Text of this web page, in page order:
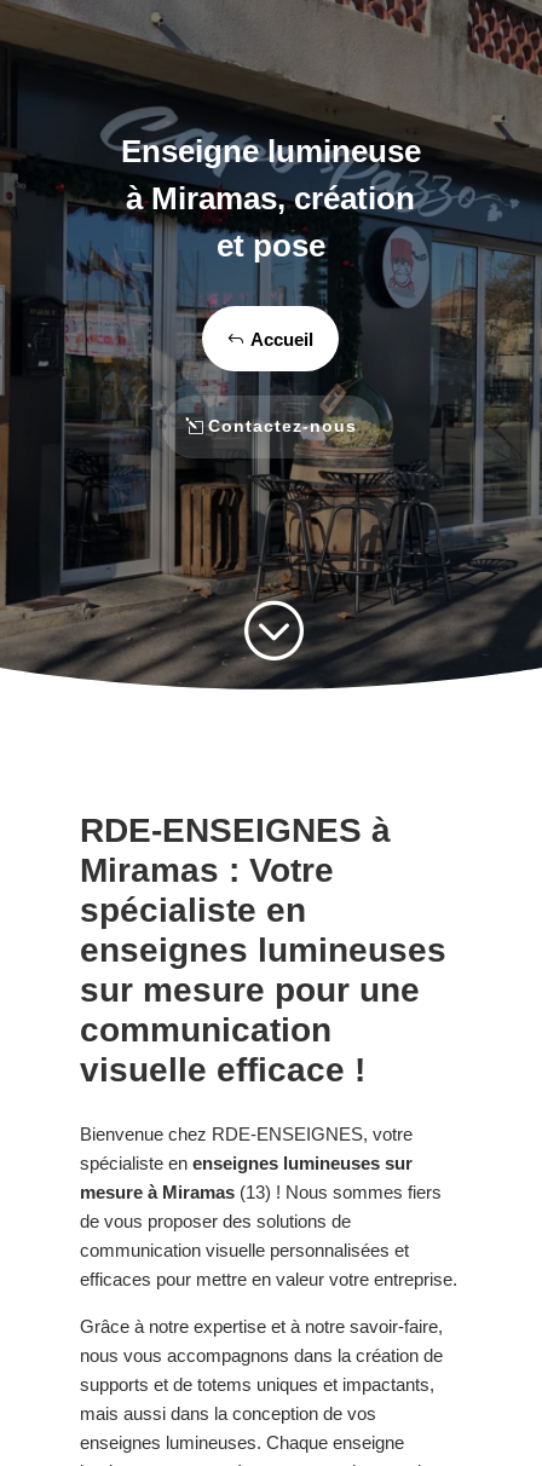
Enseigne lumineuse
à Miramas, création
et pose
Accueil
Contactez-nous
;
RDE-ENSEIGNES à
Miramas : Votre
spécialiste en
enseignes lumineuses
sur mesure pour une
communication
visuelle efficace !
Bienvenue chez RDE-ENSEIGNES, votre
spécialiste enenseignes lumineuses sur
mesure à Miramas (13) ! Nous sommes fiers
de vous proposer des solutions de
communication visuelle personnalisées et
efficaces pour mettre en valeur votre entreprise.
Grâce à notre expertise et à notre savoir-faire,
nous vous accompagnons dans la création de
supports et de totems uniques et impactants,
mais aussi dans la conception de vos
enseignes lumineuses. Chaque enseigne